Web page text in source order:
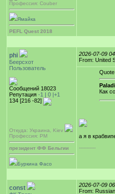
Профессия: Couber
Ямайка
PEFL Quest 2018
phi
Беерсхот
Пользователь
Сообщений 18023
Репутация -1 | 0 |+1
134 [216 -82]
Откуда: Украина, Kiev
Профессия: PM
президент ФФ Бельгии
Буркина Фасо
2026-07-09
From: United
Quote
Как
а я в
-----------
const
2026-07-09
From: